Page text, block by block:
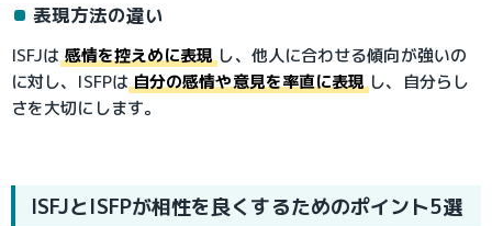
表現方法の違い
ISFJは 感情を控えめに表現 し、他人に合わせる傾向が強いの
に対し、ISFPは 自分の感情や意見を率直に表現 し、自分らし
さを大切にします。
ISFJとISFPが相性を良くするためのポイント5選